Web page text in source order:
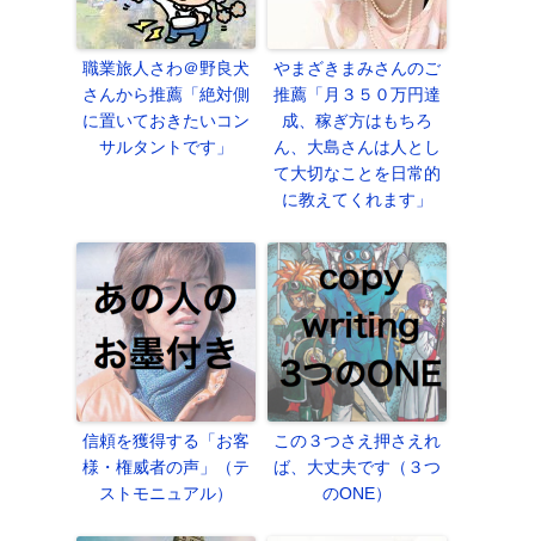
職業旅人さわ＠野良犬
さんから推薦「絶対側
に置いておきたいコン
サルタントです」
やまざきまみさんのご
推薦「月３５０万円達
成、稼ぎ方はもちろ
ん、大島さんは人とし
て大切なことを日常的
に教えてくれます」
信頼を獲得する「お客
様・権威者の声」（テ
ストモニュアル）
この３つさえ押さえれ
ば、大丈夫です（３つ
のONE）